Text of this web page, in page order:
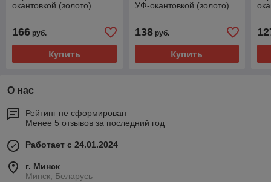
окантовкой (золото)
166 руб.
Купить
УФ-окантовкой (золото)
138руб.
Купить
О нас
Рейтинг не сформирован
Менее 5 отзывов за последний год
Работает с 24.01.2024
г. Минск
Минск, Беларусь